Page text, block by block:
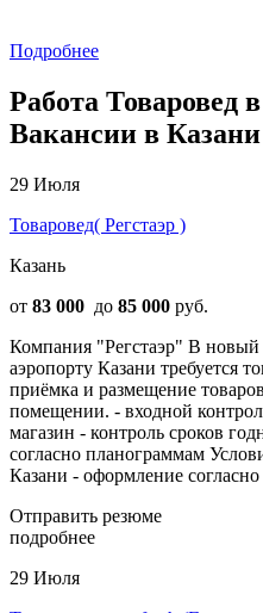
Подробнее
Работа Товаровед
Вакансии в
29 Июля
Товаровед( Регстаэр )
Казань
от 83 000 до 85 000 руб.
Компания "Регстаэр" В
аэропорту Казани требуется
приёмка и размещение
помещении. - входной
магазин - контроль сроков
согласно планограммам
Казани - оформление
Отправить резюме
подробнее
29 Июля